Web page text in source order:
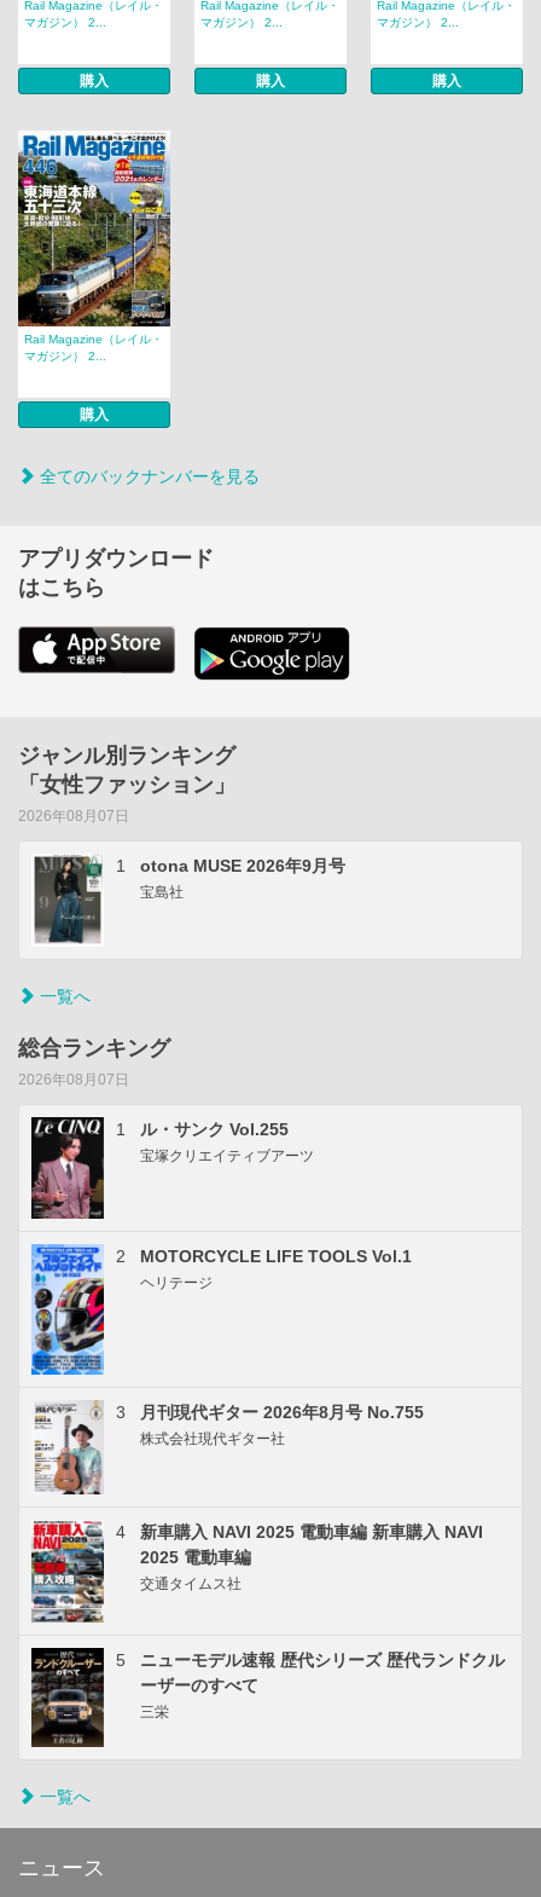
Rail Magazine（レイル・
マガジン） 2...
購入
Rail Magazine（レイル・
マガジン） 2...
購入
Rail Magazine（レイル・
マガジン） 2...
購入
Rail Magazine（レイル・
マガジン） 2...
購入
全てのバックナンバーを見る
アプリダウンロード
はこちら
ジャンル別ランキング
「女性ファッション」
2026年08月07日
1 otona MUSE 2026年9月号
宝島社
一覧へ
総合ランキング
2026年08月07日
1 ル・サンク Vol.255
宝塚クリエイティブアーツ
2 MOTORCYCLE LIFE TOOLS Vol.1
ヘリテージ
3 月刊現代ギター 2026年8月号 No.755
株式会社現代ギター社
4
新車購入 NAVI 2025 電動車編 新車購入 NAVI
2025 電動車編
交通タイムス社
5
ニューモデル速報 歴代シリーズ 歴代ランドクル
ーザーのすべて
三栄
一覧へ
ニュース